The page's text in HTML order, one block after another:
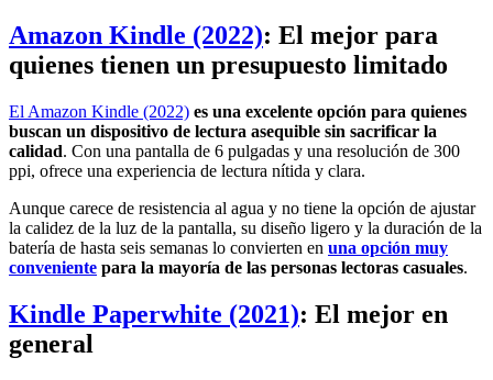
Amazon Kindle (2022): El mejor para
quienes tienen un presupuesto limitado
El Amazon Kindle (2022) es una excelente opción para quienes
buscan un dispositivo de lectura asequible sin sacrificar la
calidad. Con una pantalla de 6 pulgadas y una resolución de 300
ppi, ofrece una experiencia de lectura nítida y clara.
Aunque carece de resistencia al agua y no tiene la opción de ajustar
la calidez de la luz de la pantalla, su diseño ligero y la duración de la
batería de hasta seis semanas lo convierten en una opción muy
conveniente para la mayoría de las personas lectoras casuales.
Kindle Paperwhite (2021): El mejor en
general